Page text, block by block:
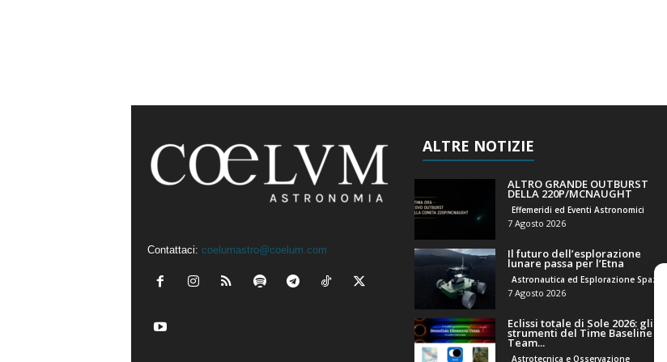
Contattaci: coelumastro@coelum.com
ALTRE NOTIZIE
ALTRO GRANDE OUTBURST
DELLA 220P/MCNAUGHT
Effemeridi ed Eventi Astronomici
7 Agosto 2026
Il futuro dell’esplorazione
lunare passa per l’Etna
7 Agosto 2026
Eclissi totale di Sole 2026: gli
strumenti del Time Baseline
Team...
Astrotecnica e Osservazione